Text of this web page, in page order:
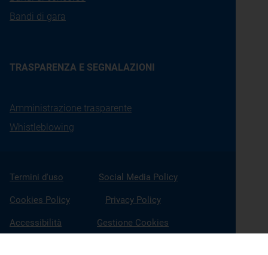
Bandi di gara
TRASPARENZA E SEGNALAZIONI
Amministrazione trasparente
Whistleblowing
Termini d'uso Social Media Policy
Cookies Policy Privacy Policy
Accessibilità Gestione Cookies